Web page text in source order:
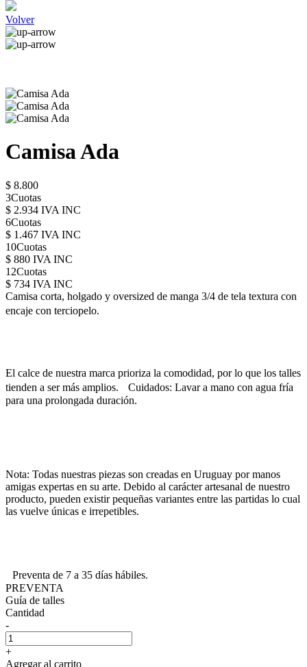
Volver
Camisa Ada
$ 8.800
3Cuotas
$ 2.934 IVA INC
6Cuotas
$ 1.467 IVA INC
10Cuotas
$ 880 IVA INC
12Cuotas
$ 734 IVA INC
Camisa corta, holgado y oversized de manga 3/4 de tela textura con
encaje con terciopelo.
El calce de nuestra marca prioriza la comodidad, por lo que los talles
tienden a ser más amplios. Cuidados: Lavar a mano con agua fría
para una prolongada duración.
Nota: Todas nuestras piezas son creadas en Uruguay por manos
amigas expertas en su arte. Debido al carácter artesanal de nuestro
producto, pueden existir pequeñas variantes entre las partidas lo cual
las vuelve únicas e irrepetibles.
Preventa de 7 a 35 días hábiles.
PREVENTA
Guía de talles
Cantidad
-
+
Agregar al carrito